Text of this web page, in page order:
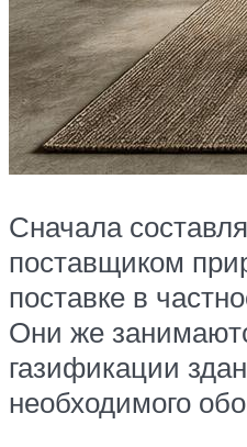
Сначала
поставщиком
поставке в
Они же
газификации
необходимого